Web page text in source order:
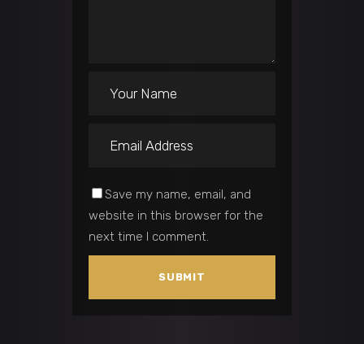
Save my name, email, and
website in this browser for the
next time I comment.